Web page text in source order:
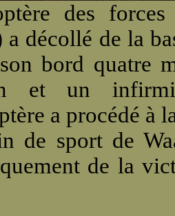
des
décollé de la
bord quatre
et un
a procédé à
de sport de
de la